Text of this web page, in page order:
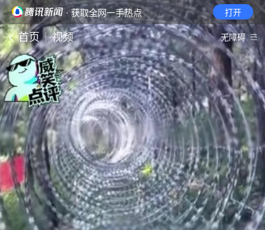
· 获取全网一手热点 打开
首页 视频 无障碍